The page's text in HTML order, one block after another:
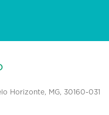
Horizonte, MG, 30160-031